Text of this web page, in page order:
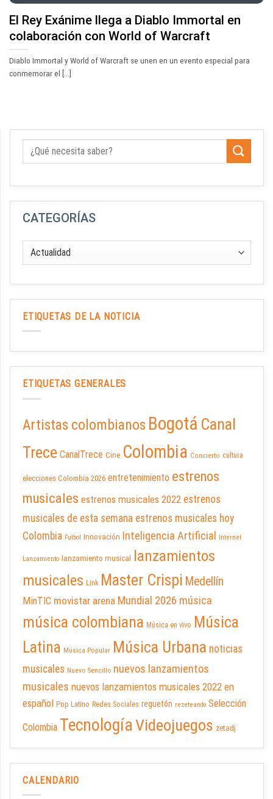
El Rey Exánime llega a Diablo Immortal en
colaboración con World of Warcraft
Diablo Immortal y World of Warcraft se unen en un evento especial para
conmemorar el [...]
CATEGORÍAS
ETIQUETAS DE LA NOTICIA
ETIQUETAS GENERALES
Artistas colombianos Bogotá Canal
Trece CanalTrece Cine Colombia Concierto cultura
elecciones Colombia 2026 entretenimiento estrenos
musicales estrenos musicales 2022 estrenos
musicales de esta semana estrenos musicales hoy
Colombia Futbol Innovación Inteligencia Artificial Internet
Lanzamiento lanzamiento musical
lanzamientos
musicales Link Master Crispi Medellín
MinTIC movistar arena Mundial 2026 música
música colombiana Música en vivo Música
Latina Música Popular Música Urbana noticias
musicales Nuevo Sencillo nuevos lanzamientos
musicales nuevos lanzamientos musicales 2022 en
español Pop Latino Redes Sociales reguetón rezeteando Selección
Colombia TecnologíaVideojuegos zetadj
CALENDARIO